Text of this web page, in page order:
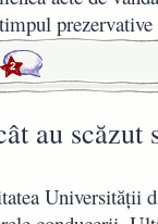
2
au
Universităţii